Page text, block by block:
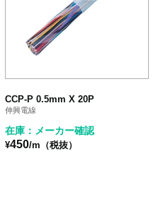
CCP-P 0.5mm X 20P
伸興電線
在庫：メーカー確認
¥450/m（税抜）